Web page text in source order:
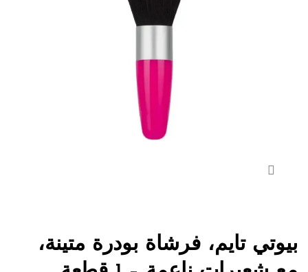
بيوتي تايم، فرشاة بودرة متينة،